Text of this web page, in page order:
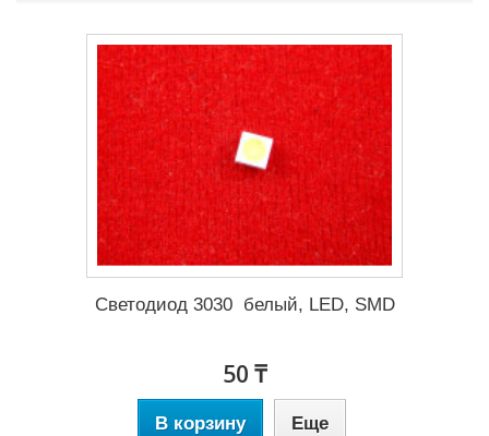
Светодиод 3030 белый, LED, SMD
50 ₸
В корзину Еще